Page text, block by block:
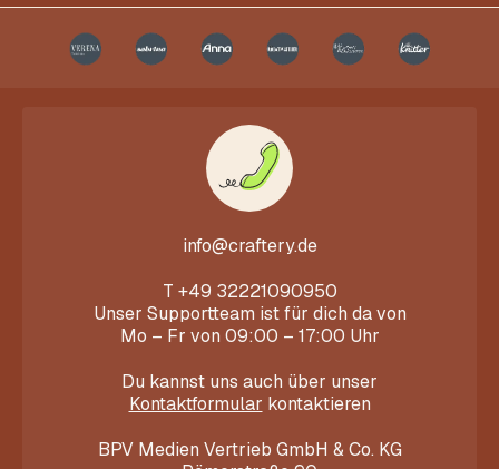
info@craftery.de
T +49 32221090950
Unser Supportteam ist für dich da von
Mo – Fr von 09:00 – 17:00 Uhr
Du kannst uns auch über unser
Kontaktformular kontaktieren
BPV Medien Vertrieb GmbH & Co. KG